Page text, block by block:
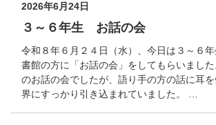
2026年6月24日
３～６年生 お話の会
令和８年６月２４日（水）、今日は３～６
書館の方に「お話の会」をしてもらいまし
のお話の会でしたが、語り手の方の話に耳
界にすっかり引き込まれていました。 …